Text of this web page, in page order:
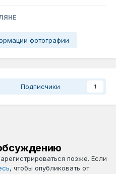
фотографии
Подписчики 1
позже. Если
, чтобы опубликовать от